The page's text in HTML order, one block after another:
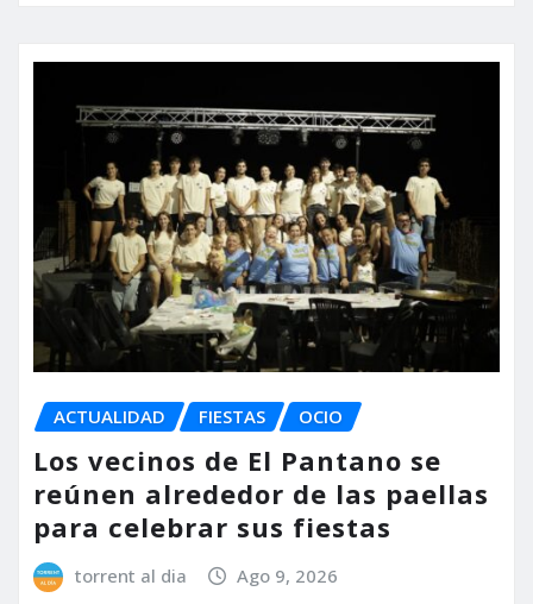
ACTUALIDAD FIESTAS OCIO
Los vecinos de El Pantano se
reúnen alrededor de las paellas
para celebrar sus fiestas
torrent al dia Ago 9, 2026